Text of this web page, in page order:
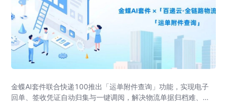
金蝶AI套件联合快递100推出「运单附件查询」功能，实现电子
回单、签收凭证自动归集与一键调阅，解决物流单据归档难、审